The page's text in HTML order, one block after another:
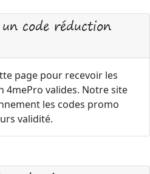
code réduction
page pour recevoir les
4mePro valides. Notre site
les codes promo
validité.